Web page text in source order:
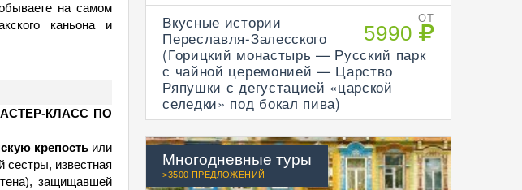
на самом
каньона и
КЛАСС ПО
крепость или
сестры, известная
защищавшей
ОТ
5990
Вкусные истории
Переславля-Залесского
(Горицкий монастырь — Русский парк
с чайной церемонией — Царство
Ряпушки с дегустацией «царской
селедки» под бокал пива)
Многодневные туры
>3500 ПРЕДЛОЖЕНИЙ